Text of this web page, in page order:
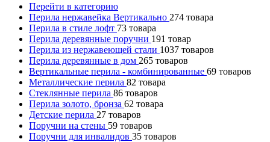
Перейти в категорию
Перила нержавейка Вертикально 274 товара
Перила в стиле лофт 73 товара
Перила деревянные поручни 191 товар
Перила из нержавеющей стали 1037 товаров
Перила деревянные в дом 265 товаров
Вертикальные перила - комбинированные 69 товаров
Металлические перила 82 товара
Стеклянные перила 86 товаров
Перила золото, бронза 62 товара
Детские перила 27 товаров
Поручни на стены 59 товаров
Поручни для инвалидов 35 товаров